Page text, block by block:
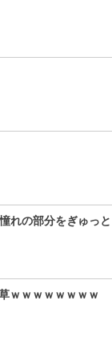
れの部分をぎゅっと
ｗｗｗｗｗｗｗｗ